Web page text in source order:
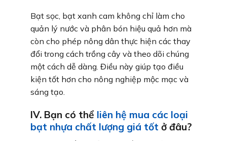
Bạt sọc, bạt xanh cam không chỉ làm cho
quản lý nước và phân bón hiệu quả hơn mà
còn cho phép nông dân thực hiện các thay
đổi trong cách trồng cây và theo dõi chúng
một cách dễ dàng. Điều này giúp tạo điều
kiện tốt hơn cho nông nghiệp mộc mạc và
sáng tạo.
IV. Bạn có thể liên hệ mua các loại
bạt nhựa chất lượng giá tốt ở đâu?